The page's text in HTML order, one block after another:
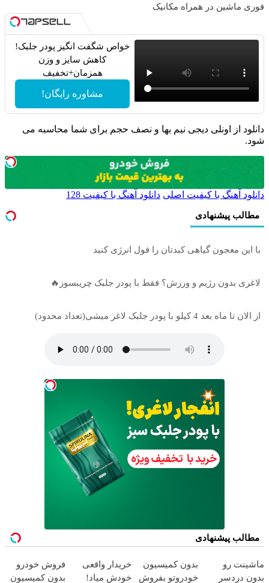
فوری ماشین در همراه مکانیک
خواص شگفت انگیز پودر جلبک!
کاهش سایز و وزن
همزمان+تخفیف
مشاوره رایگان!
دانلود از اونلی دیجی نیم بها و نصف حجم برای شما محاسبه می
شود.
دانلود آهنگ با کیفیت اصلی دانلود آهنگ با کیفیت 128
مطالب پیشنهادی
با این معجون گیاهی کبدتان را فول انرژی کنید
لاغری بدون رژیم و ورزش؟ فقط با پودر جلبک چریبسوز🔥
از الان تا ماه بعد 4 کیلو با پودر جلبک لاغر میشی(تعداد محدود)
مطالب پیشنهادی
ماشینت رو
بدون دردسر
بدون کمیسیون
خودروتو بفروش
خریدار واقعی
خودش میاد!
فروش خودرو
بدون کمیسیون